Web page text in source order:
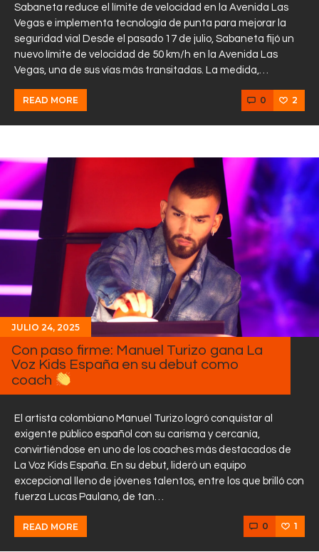
Sabaneta reduce el límite de velocidad en la Avenida Las
Vegas e implementa tecnología de punta para mejorar la
seguridad vial Desde el pasado 17 de julio, Sabaneta fijó un
nuevo límite de velocidad de 50 km/h en la Avenida Las
Vegas, una de sus vías más transitadas. La medida,…
READ MORE 0 2
JULIO 24, 2025
Con paso firme: Manuel Turizo gana La
Voz Kids España en su debut como
coach
El artista colombiano Manuel Turizo logró conquistar al
exigente público español con su carisma y cercanía,
convirtiéndose en uno de los coaches más destacados de
La Voz Kids España. En su debut, lideró un equipo
excepcional lleno de jóvenes talentos, entre los que brilló con
fuerza Lucas Paulano, de tan…
READ MORE 0 1